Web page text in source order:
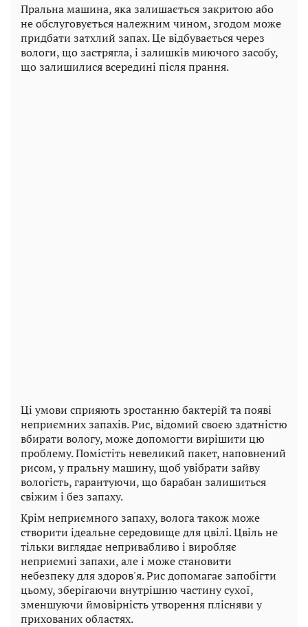
Пральна машина, яка залишається закритою або
не обслуговується належним чином, згодом може
придбати затхлий запах. Це відбувається через
вологи, що застрягла, і залишків миючого засобу,
що залишилися всередині після прання.
Ці умови сприяють зростанню бактерій та появі
неприємних запахів. Рис, відомий своєю здатністю
вбирати вологу, може допомогти вирішити цю
проблему. Помістіть невеликий пакет, наповнений
рисом, у пральну машину, щоб увібрати зайву
вологість, гарантуючи, що барабан залишиться
свіжим і без запаху.
Крім неприємного запаху, волога також може
створити ідеальне середовище для цвілі. Цвіль не
тільки виглядає непривабливо і виробляє
неприємні запахи, але і може становити
небезпеку для здоров'я. Рис допомагає запобігти
цьому, зберігаючи внутрішню частину сухої,
зменшуючи ймовірність утворення плісняви ​​у
прихованих областях.